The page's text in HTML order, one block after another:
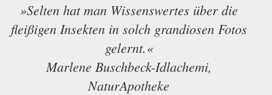
»Selten hat man Wissenswertes über die
fleißigen Insekten in solch grandiosen Fotos
gelernt.«
Marlene Buschbeck-Idlachemi,
NaturApotheke